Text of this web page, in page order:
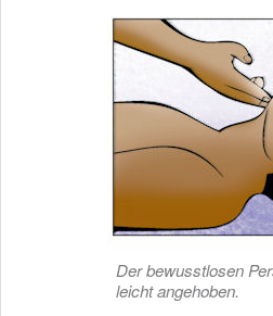
Der bewusstlosen
leicht angehoben.